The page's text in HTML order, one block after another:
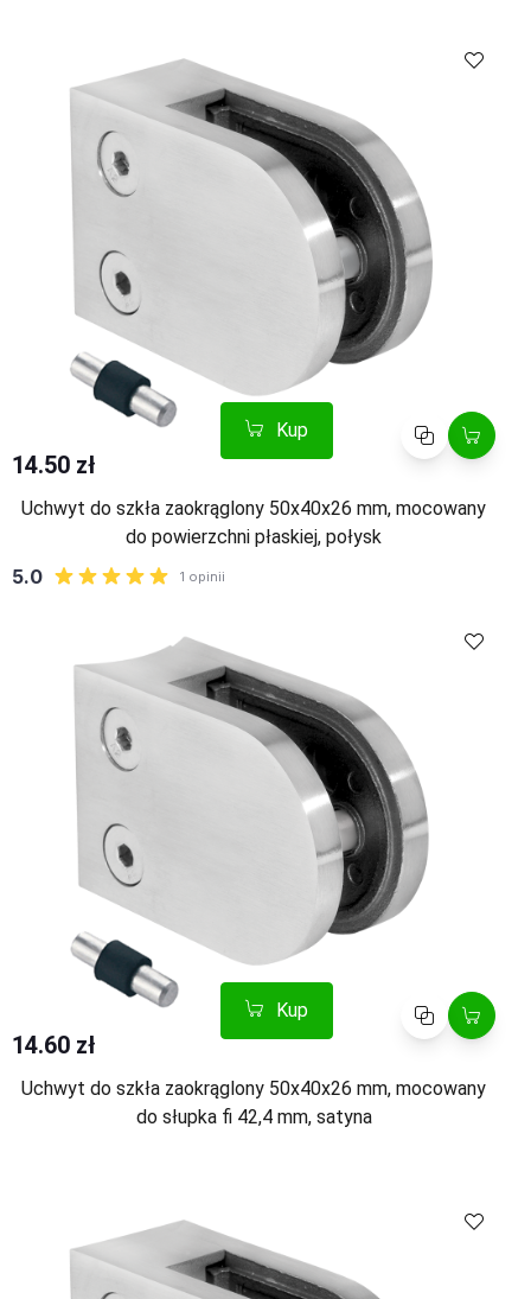
Kup Porównaj
14.50 zł
Uchwyt do szkła zaokrąglony 50x40x26 mm, mocowany
do powierzchni płaskiej, połysk
Kup Porównaj
14.60 zł
Uchwyt do szkła zaokrąglony 50x40x26 mm, mocowany
do słupka fi 42,4 mm, satyna